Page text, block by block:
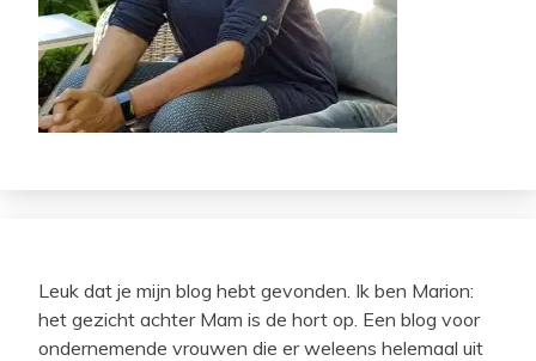
Leuk dat je mijn blog hebt gevonden. Ik ben Marion:
het gezicht achter Mam is de hort op. Een blog voor
ondernemende vrouwen die er weleens helemaal uit